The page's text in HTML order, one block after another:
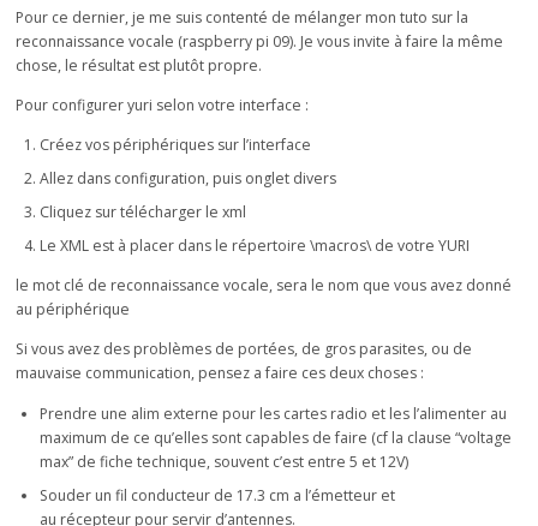
Pour ce dernier, je me suis contenté de mélanger mon tuto sur la
reconnaissance vocale (raspberry pi 09). Je vous invite à faire la même
chose, le résultat est plutôt propre.
Pour configurer yuri selon votre interface :
Créez vos périphériques sur l’interface
Allez dans configuration, puis onglet divers
Cliquez sur télécharger le xml
Le XML est à placer dans le répertoire \macros\ de votre YURI
le mot clé de reconnaissance vocale, sera le nom que vous avez donné
au périphérique
Si vous avez des problèmes de portées, de gros parasites, ou de
mauvaise communication, pensez a faire ces deux choses :
Prendre une alim externe pour les cartes radio et les l’alimenter au
maximum de ce qu’elles sont capables de faire (cf la clause “voltage
max” de fiche technique, souvent c’est entre 5 et 12V)
Souder un fil conducteur de 17.3 cm a l’émetteur et
au récepteur pour servir d’antennes.